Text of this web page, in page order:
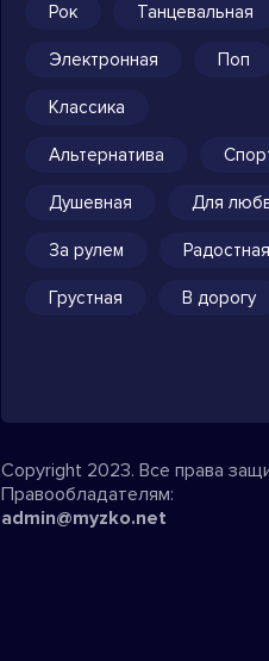
Рок Танцевальная
Электронная Поп
Классика
Альтернатива
Душевная Для
За рулем Радостная
Грустная В дорогу
Copyright 2023. Все права
Правообладателям:
admin@myzko.net